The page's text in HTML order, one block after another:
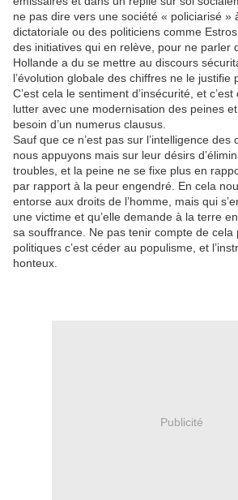
ne pas dire vers une société « policiarisé »
dictatoriale ou des politiciens comme
des initiatives qui en relève, pour ne parler
Hollande a du se mettre au discours
l’évolution globale des chiffres ne le justifie
C’est cela le sentiment d’insécurité, et
lutter avec une modernisation des peines
besoin d’un numerus clausus.
Sauf que ce n’est pas sur l’intelligence des
nous appuyons mais sur leur désirs
troubles, et la peine ne se fixe plus en
par rapport à la peur engendré. En cela
entorse aux droits de l’homme, mais qui
une victime et qu’elle demande à la terre
sa souffrance. Ne pas tenir compte de cela
politiques c’est céder au populisme, et
honteux.
Publicité